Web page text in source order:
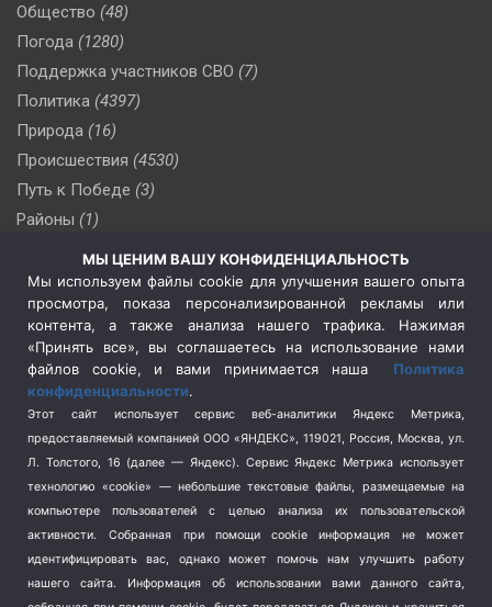
Общество (48)
Погода (1280)
Поддержка участников СВО (7)
Политика (4397)
Природа (16)
Происшествия (4530)
Путь к Победе (3)
Районы (1)
Сельское хозяйство (3)
Социальная политика
(3)
Спецоперация в Украине
Спецоперация на Украине
(404)
Спорт (740)
Терроризм (1)
Транспорт (262)
Туризм (178)
Флот (76)
МЫ ЦЕНИМ ВАШУ КОНФИДЕНЦИАЛЬНОСТЬ
Мы используем файлы cookie для улучшения вашего опыта
просмотра, показа персонализированной рекламы или
контента, а также анализа нашего трафика. Нажимая
«Принять все», вы соглашаетесь на использование нами
файлов cookie, и вами принимается наша Политика
конфиденциальности.
Этот сайт использует сервис веб-аналитики Яндекс Метрика,
предоставляемый компанией ООО «ЯНДЕКС», 119021, Россия, Москва, ул.
Л. Толстого, 16 (далее — Яндекс). Сервис Яндекс Метрика использует
технологию «cookie» — небольшие текстовые файлы, размещаемые на
компьютере пользователей с целью анализа их пользовательской
активности.
Собранная при помощи cookie информация не может
идентифицировать вас, однако может помочь нам улучшить работу
нашего сайта. Информация об использовании вами данного сайта,